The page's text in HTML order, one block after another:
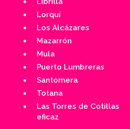
Lorquí
Los Alcázares
Mazarrón
Mula
Puerto Lumbreras
Santomera
Totana
Las Torres de Cotillas
eficaz